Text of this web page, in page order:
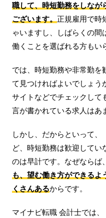
職して、時短勤務をしなが
ございます。 正規雇用で時
ゃいますし、しばらくの間
働くことを選ばれる方もい
では、時短勤務や非常勤を
て見つければよいでしょう
サイトなどでチェックして
言が書かれている求人はあ
しかし、だからといって
ど、時短勤務は歓迎してい
のは早計です。なぜならば、
も、望む働き方ができるよ
くさんあるからです。
マイナビ転職 会計士では